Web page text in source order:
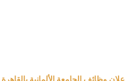
اعلان وظائف الجامعة الألمانية